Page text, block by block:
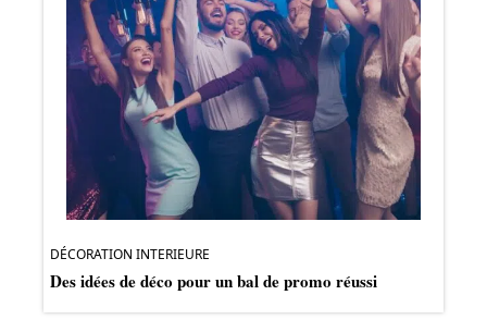
DÉCORATION INTERIEURE
Des idées de déco pour un bal de promo réussi